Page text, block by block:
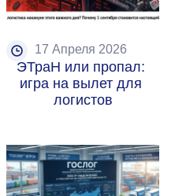
17 Апреля 2026
ЭТраН или пропал:
игра на вылет для
логистов